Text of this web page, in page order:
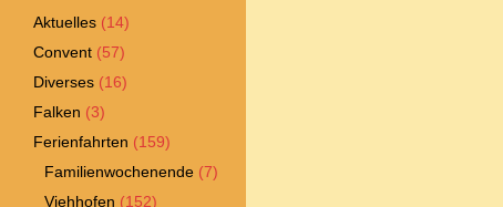
Aktuelles (14)
Convent (57)
Diverses (16)
Falken (3)
Ferienfahrten (159)
Familienwochenende (7)
Viehhofen (152)